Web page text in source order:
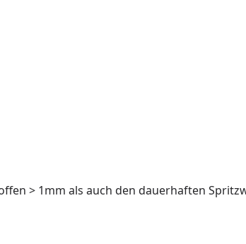
> 1mm als auch den dauerhaften